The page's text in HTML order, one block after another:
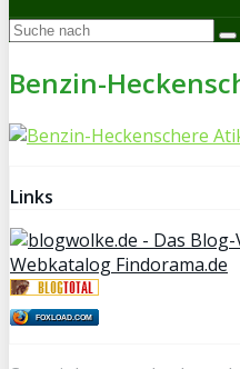
Benzin-
Links
Webkatalog Findorama.de
FOXLOAD.COM